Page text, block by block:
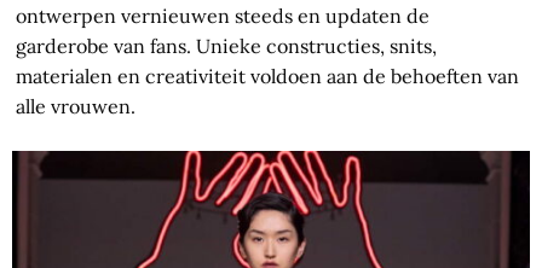
ontwerpen vernieuwen steeds en updaten de
garderobe van fans. Unieke constructies, snits,
materialen en creativiteit voldoen aan de behoeften van
alle vrouwen.